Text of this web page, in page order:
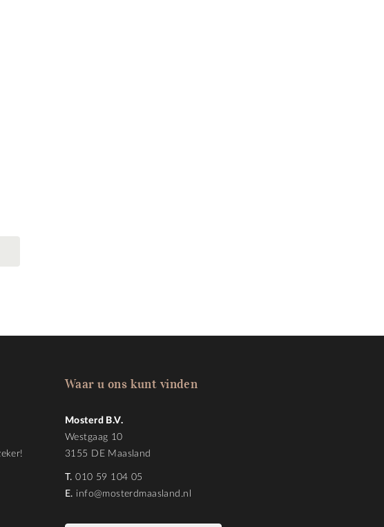
Waar u ons kunt vinden
Mosterd B.V.
Westgaag 10
3155 DE Maasland
T. 010 59 104 05
E. info@mosterdmaasland.nl